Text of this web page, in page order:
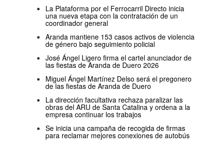
La Plataforma por el Ferrocarril Directo inicia
una nueva etapa con la contratación de un
coordinador general
Aranda mantiene 153 casos activos de violencia
de género bajo seguimiento policial
José Ángel Ligero firma el cartel anunciador de
las fiestas de Aranda de Duero 2026
Miguel Ángel Martínez Delso será el pregonero
de las fiestas de Aranda de Duero
La dirección facultativa rechaza paralizar las
obras del ARU de Santa Catalina y ordena a la
empresa continuar los trabajos
Se inicia una campaña de recogida de firmas
para reclamar mejores conexiones de autobús